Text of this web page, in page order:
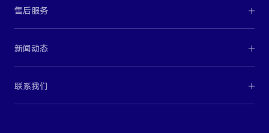
售后服务
新闻动态
联系我们